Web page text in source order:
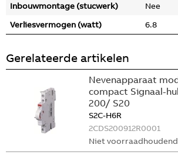
Inbouwmontage (stucwerk)
Nee
Verliesvermogen (watt)
6.8
Gerelateerde artikelen
Nevenapparaat
compact Signaal-
200/ S20
S2C-H6R
2CDS200912R0001
Niet